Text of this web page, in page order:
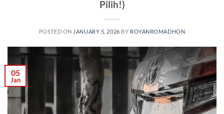
Pilih!)
POSTED ON JANUARY 5, 2026 BY ROYANROMADHON
05
Jan